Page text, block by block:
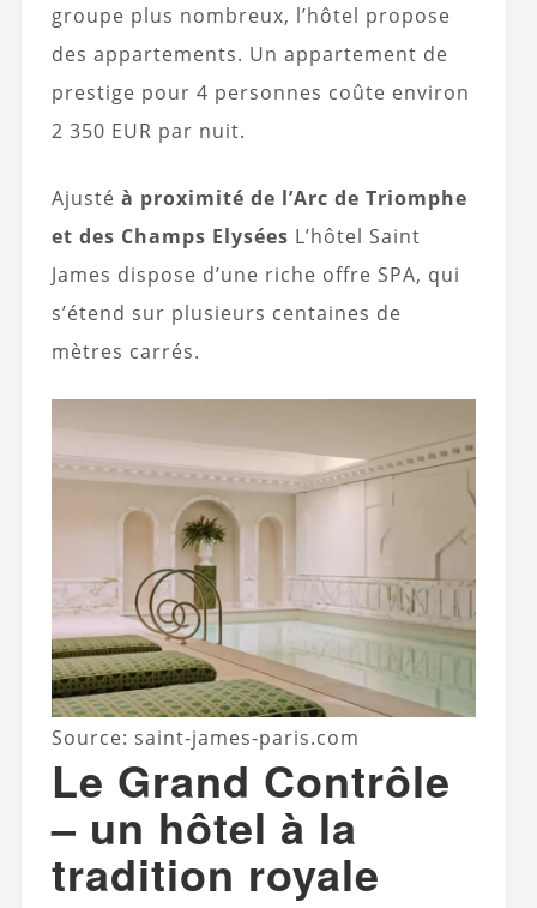
groupe plus nombreux, l’hôtel propose
des appartements. Un appartement de
prestige pour 4 personnes coûte environ
2 350 EUR par nuit.
Ajusté à proximité de l’Arc de Triomphe
et des Champs Elysées L’hôtel Saint
James dispose d’une riche offre SPA, qui
s’étend sur plusieurs centaines de
mètres carrés.
Source: saint-james-paris.com
Le Grand Contrôle
– un hôtel à la
tradition royale